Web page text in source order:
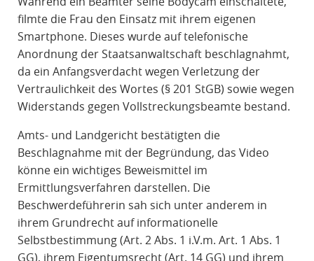
filmte die Frau den Einsatz mit ihrem eigenen
Smartphone. Dieses wurde auf telefonische
Anordnung der Staatsanwaltschaft beschlagnahmt,
da ein Anfangsverdacht wegen Verletzung der
Vertraulichkeit des Wortes (§ 201 StGB) sowie wegen
Widerstands gegen Vollstreckungsbeamte bestand.
Amts- und Landgericht bestätigten die
Beschlagnahme mit der Begründung, das Video
könne ein wichtiges Beweismittel im
Ermittlungsverfahren darstellen. Die
Beschwerdeführerin sah sich unter anderem in
ihrem Grundrecht auf informationelle
Selbstbestimmung (Art. 2 Abs. 1 i.V.m. Art. 1 Abs. 1
GG), ihrem Eigentumsrecht (Art. 14 GG) und ihrem